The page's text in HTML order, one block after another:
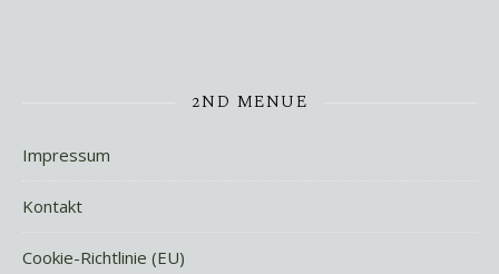
2ND MENUE
Impressum
Kontakt
Cookie-Richtlinie (EU)